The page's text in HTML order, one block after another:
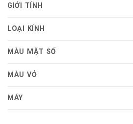
GIỚI TÍNH
LOẠI KÍNH
MÀU MẶT SỐ
MÀU VỎ
MÁY